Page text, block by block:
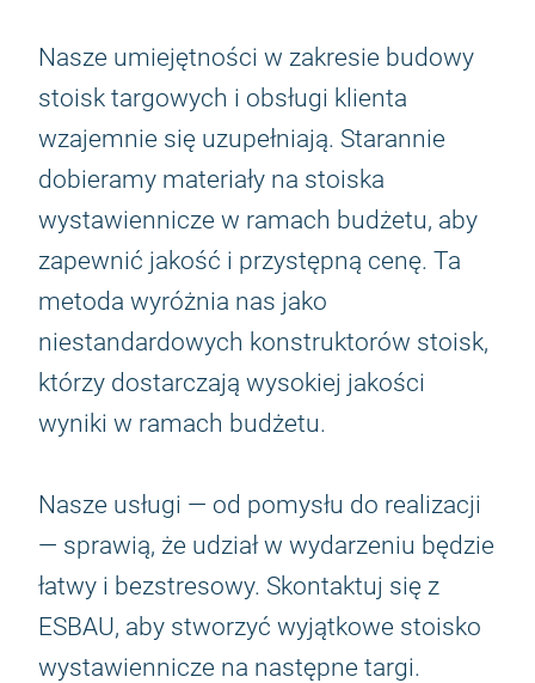
Nasze umiejętności w zakresie budowy
stoisk targowych i obsługi klienta
wzajemnie się uzupełniają. Starannie
dobieramy materiały na stoiska
wystawiennicze w ramach budżetu, aby
zapewnić jakość i przystępną cenę. Ta
metoda wyróżnia nas jako
niestandardowych konstruktorów stoisk,
którzy dostarczają wysokiej jakości
wyniki w ramach budżetu.
Nasze usługi — od pomysłu do realizacji
— sprawią, że udział w wydarzeniu będzie
łatwy i bezstresowy. Skontaktuj się z
ESBAU, aby stworzyć wyjątkowe stoisko
wystawiennicze na następne targi.